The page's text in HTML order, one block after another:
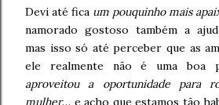
Devi até fica um pouquinho mais
namorado gostoso também a
mas isso só até perceber que as
ele realmente não é uma boa
aproveitou a oportunidade para
mulher… e acho que estamos tão